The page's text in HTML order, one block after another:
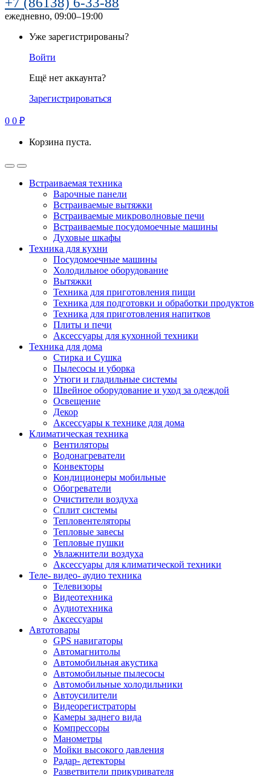
ежедневно, 09:00–19:00
Уже зарегистрированы?
Войти
Ещё нет аккаунта?
Зарегистрироваться
0 0 ₽
Корзина пуста.
Встраиваемая техника
Варочные панели
Встраиваемые вытяжки
Встраиваемые микроволновые печи
Встраиваемые посудомоечные машины
Духовые шкафы
Техника для кухни
Посудомоечные машины
Холодильное оборудование
Вытяжки
Техника для приготовления пищи
Техника для подготовки и обработки продуктов
Техника для приготовления напитков
Плиты и печи
Аксессуары для кухонной техники
Техника для дома
Стирка и Сушка
Пылесосы и уборка
Утюги и гладильные системы
Швейное оборудование и уход за одеждой
Освещение
Декор
Аксессуары к технике для дома
Климатическая техника
Вентиляторы
Водонагреватели
Конвекторы
Кондиционеры мобильные
Обогреватели
Очистители воздуха
Сплит системы
Тепловентеляторы
Тепловые завесы
Тепловые пушки
Увлажнители воздуха
Аксессуары для климатической техники
Теле- видео- аудио техника
Телевизоры
Видеотехника
Аудиотехника
Аксессуары
Автотовары
GPS навигаторы
Автомагнитолы
Автомобильная акустика
Автомобильные пылесосы
Автомобильные холодильники
Автоусилители
Видеорегистраторы
Камеры заднего вида
Компрессоры
Манометры
Мойки высокого давления
Радар- детекторы
Разветвители прикуривателя